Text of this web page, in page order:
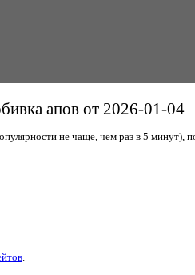
апов от 2026-01-04
не чаще, чем раз в 5 минут),